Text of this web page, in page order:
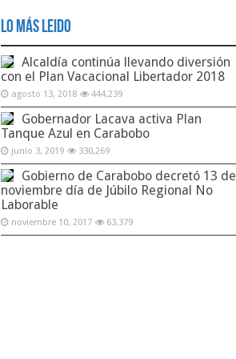
Lo Más Leido
Alcaldía continúa llevando diversión
con el Plan Vacacional Libertador 2018
agosto 13, 2018 444,239
Gobernador Lacava activa Plan
Tanque Azul en Carabobo
junio 3, 2019 330,269
Gobierno de Carabobo decretó 13 de
noviembre día de Júbilo Regional No
Laborable
noviembre 10, 2017 63,379